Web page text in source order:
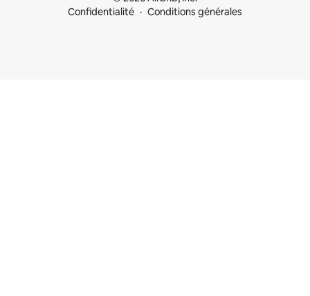
Confidentialité
Conditions générales